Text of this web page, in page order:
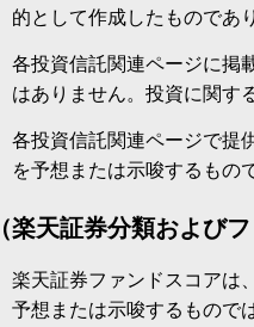
的として作成したものであ
各投資信託関連ページに掲
はありません。投資に関す
各投資信託関連ページで提
を予想または示唆するもの
（楽天証券分類および
楽天証券ファンドスコアは
予想または示唆するもので